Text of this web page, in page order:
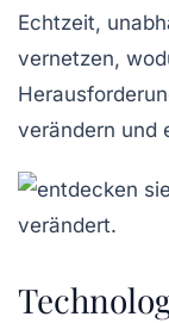
Echtzeit,
vernetzen,
verändern und